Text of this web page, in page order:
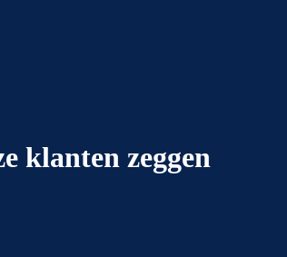
klanten zeggen